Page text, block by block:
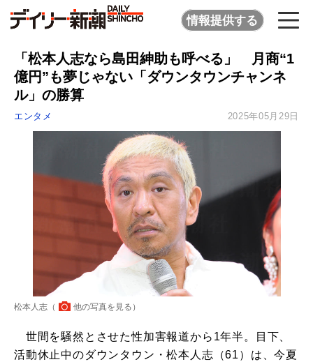
情報提供する
「松本人志なら島田紳助も呼べる」 月商“1
億円”も夢じゃない「ダウンタウンチャンネ
ル」の勝算
エンタメ 2025年05月29日
松本人志（ 他の写真を見る ）
世間を騒然とさせた性加害報道から1年半。目下、
活動休止中のダウンタウン・松本人志（61）は、今夏